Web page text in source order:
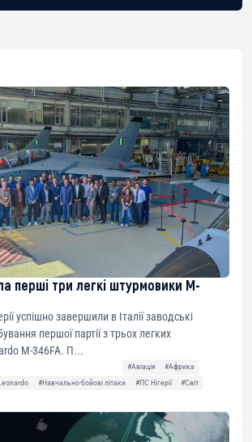
перші три легкі штурмовики M-
успішно завершили в Італії заводські
першої партії з трьох легких
M-346FA. П...
#Авіація
#Африка
#Навчально-бойові літаки #ПС Нігерії
#Світ